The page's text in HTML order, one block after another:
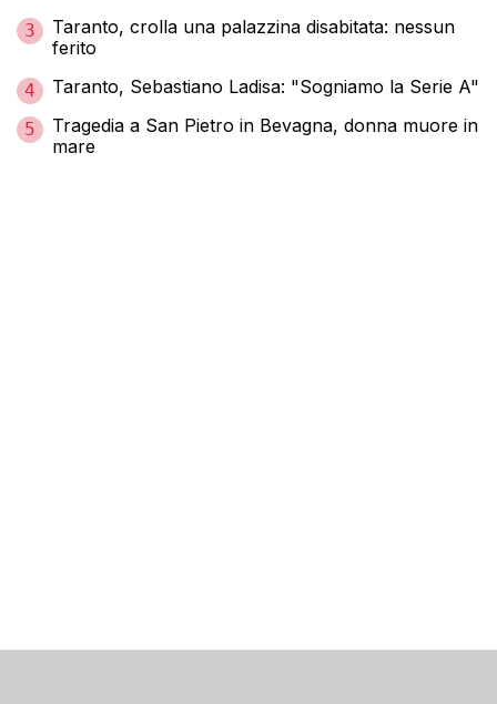
3
Taranto, crolla una palazzina disabitata: nessun
ferito
4 Taranto, Sebastiano Ladisa: "Sogniamo la Serie A"
5
Tragedia a San Pietro in Bevagna, donna muore in
mare